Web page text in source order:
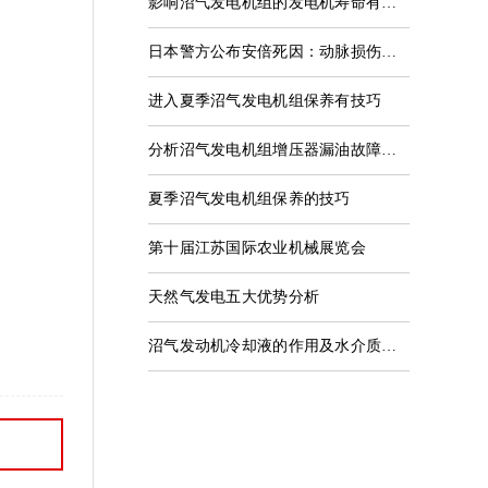
日本警方公布安倍死因：动脉损伤导致失血过多
进入夏季沼气发电机组保养有技巧
分析沼气发电机组增压器漏油故障情况
夏季沼气发电机组保养的技巧
第十届江苏国际农业机械展览会
天然气发电五大优势分析
沼气发动机冷却液的作用及水介质能否能替代发动机冷却液